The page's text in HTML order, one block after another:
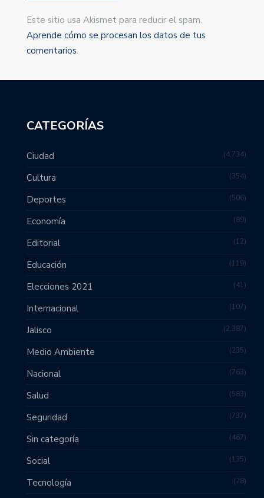
Este sitio usa Akismet para reducir el spam.
Aprende cómo se procesan los datos de tus
comentarios.
CATEGORÍAS
Ciudad 4,734
Cultura 354
Deportes 506
Economía 89
Editorial 12
Educación 119
Elecciones 2021 41
Internacional 107
Jalisco 2,387
Medio Ambiente 235
Nacional 763
Salud 583
Seguridad 737
Sin categoría 467
Social 135
Tecnología 28